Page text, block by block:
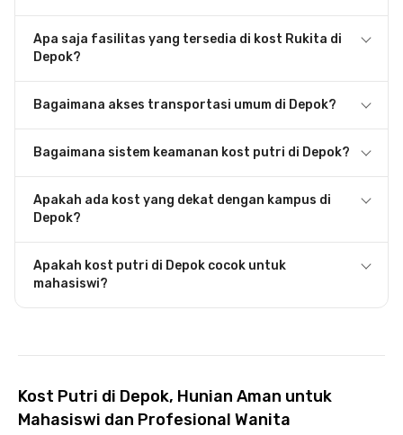
Apa saja fasilitas yang tersedia di kost Rukita di
Depok?
Bagaimana akses transportasi umum di Depok?
Bagaimana sistem keamanan kost putri di Depok?
Apakah ada kost yang dekat dengan kampus di
Depok?
Apakah kost putri di Depok cocok untuk
mahasiswi?
Kost Putri di Depok, Hunian Aman untuk
Mahasiswi dan Profesional Wanita